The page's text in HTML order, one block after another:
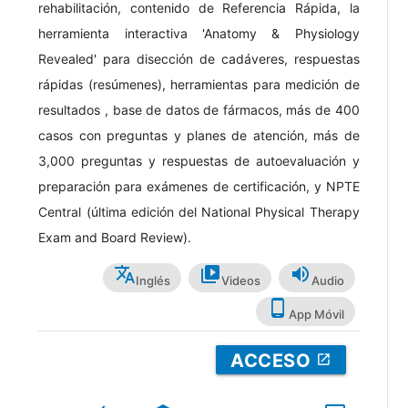
rehabilitación, contenido de Referencia Rápida, la
herramienta interactiva 'Anatomy & Physiology
Revealed' para disección de cadáveres, respuestas
rápidas (resúmenes), herramientas para medición de
resultados , base de datos de fármacos, más de 400
casos con preguntas y planes de atención, más de
3,000 preguntas y respuestas de autoevaluación y
preparación para exámenes de certificación, y NPTE
Central (última edición del National Physical Therapy
Exam and Board Review).
translateInglés video_libraryVideos volume_up Audio
phone_android App Móvil
ACCESO open_in_new